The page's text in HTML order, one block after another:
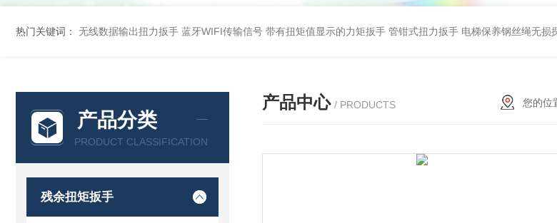
热门关键词： 无线数据输出扭力扳手 蓝牙WIFI传输信号 带有扭矩值显示的力矩扳手 管钳式扭力扳手 电梯保养钢丝绳无损探伤
产品分类
PRODUCT CLASSIFICATION
残余扭矩扳手
产品中心 / PRODUCTS 您的位